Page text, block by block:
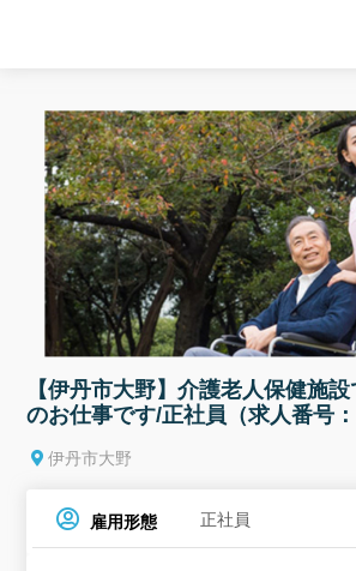
【伊丹市大野】介護老人保健施
のお仕事です/正社員（求人番号
伊丹市大野
雇用形態 正社員